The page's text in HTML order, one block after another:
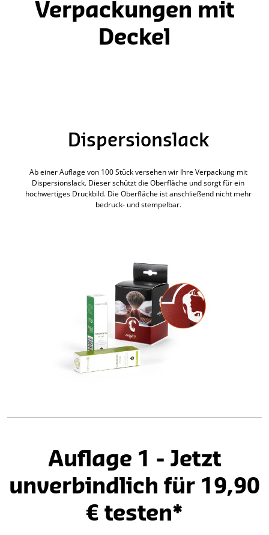
Verpackungen mit
Deckel
Dispersionslack
Ab einer Auflage von 100 Stück versehen wir Ihre Verpackung mit
Dispersionslack. Dieser schützt die Oberfläche und sorgt für ein
hochwertiges Druckbild. Die Oberfläche ist anschließend nicht mehr
bedruck- und stempelbar.
Auflage 1 - Jetzt
unverbindlich für 19,90
€ testen*